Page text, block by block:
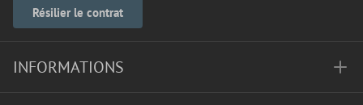
Résilier le contrat
INFORMATIONS